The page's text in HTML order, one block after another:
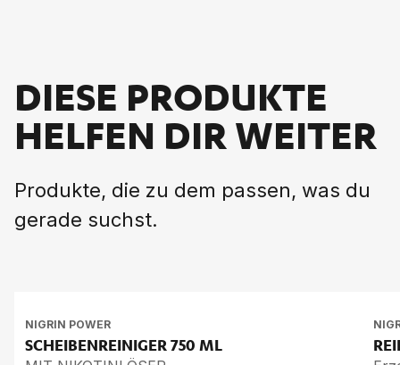
DIESE PRODUKTE
HELFEN DIR WEITER
Produkte, die zu dem passen, was du
gerade suchst.
NIGRIN POWER
SCHEIBENREINIGER750 ML